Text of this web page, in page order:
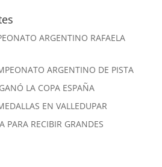
ARGENTINO RAFAELA
ARGENTINO DE PISTA
LA COPA ESPAÑA
EN VALLEDUPAR
PARA RECIBIR GRANDES